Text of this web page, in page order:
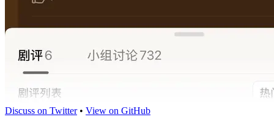
Discuss on Twitter• View on GitHub